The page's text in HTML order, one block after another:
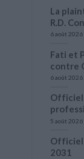
La
R.D.
6 août 2026
Fati et
contre
6 août 2026
Officiel
5 août 2026
Officiel
2031